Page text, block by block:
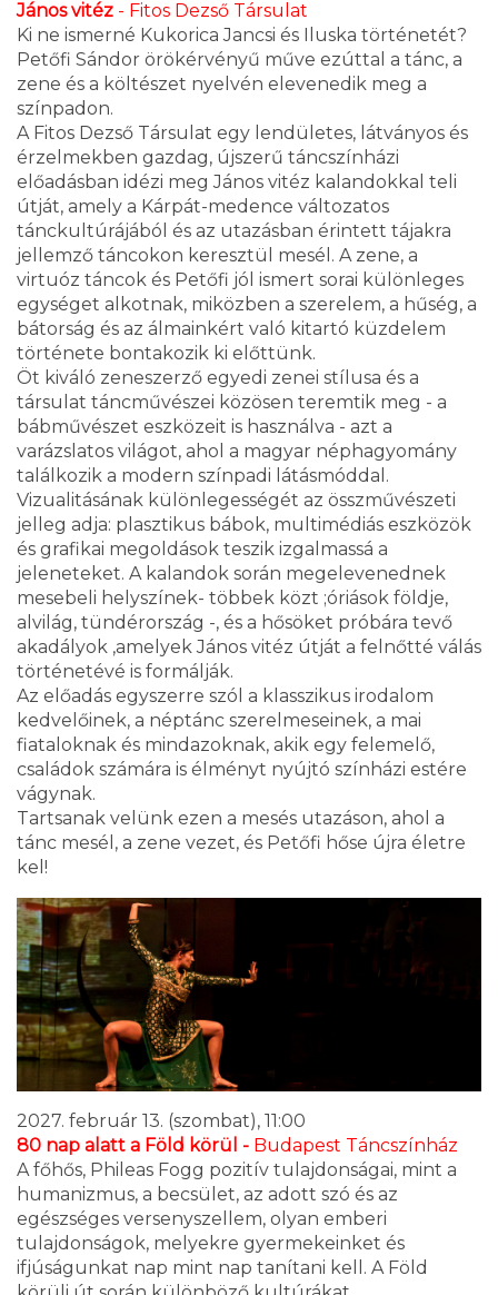
János vitéz - Fitos Dezső Társulat
Ki ne ismerné Kukorica Jancsi és Iluska történetét?
Petőfi Sándor örökérvényű műve ezúttal a tánc, a
zene és a költészet nyelvén elevenedik meg a
színpadon.
A Fitos Dezső Társulat egy lendületes, látványos és
érzelmekben gazdag, újszerű táncszínházi
előadásban idézi meg János vitéz kalandokkal teli
útját, amely a Kárpát-medence változatos
tánckultúrájából és az utazásban érintett tájakra
jellemző táncokon keresztül mesél. A zene, a
virtuóz táncok és Petőfi jól ismert sorai különleges
egységet alkotnak, miközben a szerelem, a hűség, a
bátorság és az álmainkért való kitartó küzdelem
története bontakozik ki előttünk.
Öt kiváló zeneszerző egyedi zenei stílusa és a
társulat táncművészei közösen teremtik meg - a
bábművészet eszközeit is használva - azt a
varázslatos világot, ahol a magyar néphagyomány
találkozik a modern színpadi látásmóddal.
Vizualitásának különlegességét az összművészeti
jelleg adja: plasztikus bábok, multimédiás eszközök
és grafikai megoldások teszik izgalmassá a
jeleneteket. A kalandok során megelevenednek
mesebeli helyszínek- többek közt ;óriások földje,
alvilág, tündérország -, és a hősöket próbára tevő
akadályok ,amelyek János vitéz útját a felnőtté válás
történetévé is formálják.
Az előadás egyszerre szól a klasszikus irodalom
kedvelőinek, a néptánc szerelmeseinek, a mai
fiataloknak és mindazoknak, akik egy felemelő,
családok számára is élményt nyújtó színházi estére
vágynak.
Tartsanak velünk ezen a mesés utazáson, ahol a
tánc mesél, a zene vezet, és Petőfi hőse újra életre
kel!
2027. február 13. (szombat), 11:00
80 nap alatt a Föld körül - Budapest Táncszínház
A főhős, Phileas Fogg pozitív tulajdonságai, mint a
humanizmus, a becsület, az adott szó és az
egészséges versenyszellem, olyan emberi
tulajdonságok, melyekre gyermekeinket és
ifjúságunkat nap mint nap tanítani kell. A Föld